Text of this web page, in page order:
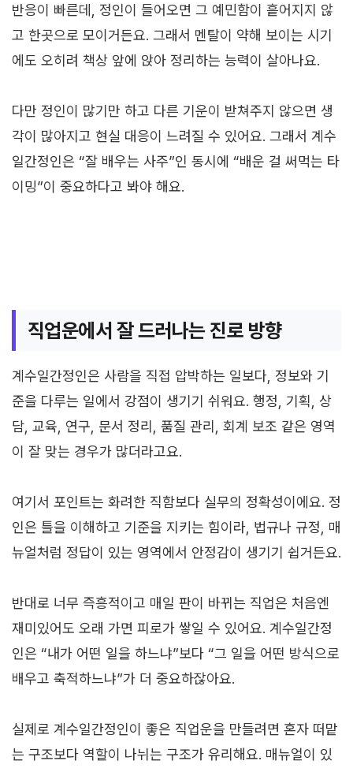
반응이 빠른데, 정인이 들어오면 그 예민함이 흩어지지 않
고 한곳으로 모이거든요. 그래서 멘탈이 약해 보이는 시기
에도 오히려 책상 앞에 앉아 정리하는 능력이 살아나요.
다만 정인이 많기만 하고 다른 기운이 받쳐주지 않으면 생
각이 많아지고 현실 대응이 느려질 수 있어요. 그래서 계수
일간정인은 “잘 배우는 사주”인 동시에 “배운 걸 써먹는 타
이밍”이 중요하다고 봐야 해요.
직업운에서 잘 드러나는 진로 방향
계수일간정인은 사람을 직접 압박하는 일보다, 정보와 기
준을 다루는 일에서 강점이 생기기 쉬워요. 행정, 기획, 상
담, 교육, 연구, 문서 정리, 품질 관리, 회계 보조 같은 영역
이 잘 맞는 경우가 많더라고요.
여기서 포인트는 화려한 직함보다 실무의 정확성이에요. 정
인은 틀을 이해하고 기준을 지키는 힘이라, 법규나 규정, 매
뉴얼처럼 정답이 있는 영역에서 안정감이 생기기 쉽거든요.
반대로 너무 즉흥적이고 매일 판이 바뀌는 직업은 처음엔
재미있어도 오래 가면 피로가 쌓일 수 있어요. 계수일간정
인은 “내가 어떤 일을 하느냐”보다 “그 일을 어떤 방식으로
배우고 축적하느냐”가 더 중요하잖아요.
실제로 계수일간정인이 좋은 직업운을 만들려면 혼자 떠맡
는 구조보다 역할이 나뉘는 구조가 유리해요. 매뉴얼이 있